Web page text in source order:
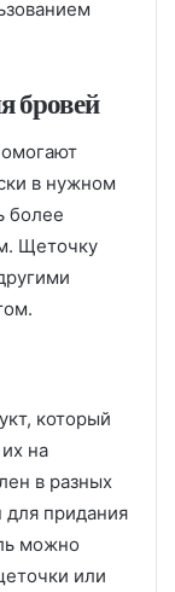
бровей
в нужном
более
Щеточку
который
на
в разных
для придания
можно
или